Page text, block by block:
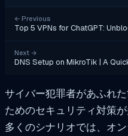
← Previous
Top 5 VPNs for ChatGPT:
Next →
DNS Setup on MikroTik | A
サイバー犯罪者があふれ
ためのセキュリティ対策
多くのシナリオでは、オ